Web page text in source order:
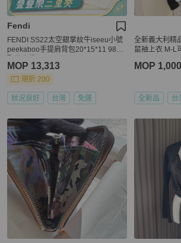
Fendi
FENDI SS22太空銀掌紋牛iseeu小號
peekaboo手提肩背包20*15*11 98新
MOP 13,313
現折 200
狀況良好 台灣 免運
全新義大利精
鼠袖上衣 M-L
MOP 1,000
全新品 台